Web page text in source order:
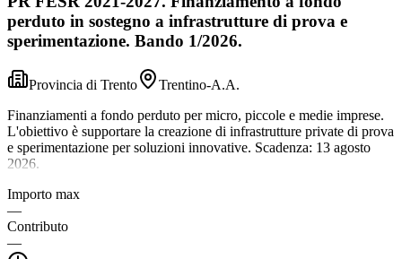
perduto in sostegno a infrastrutture di prova e
sperimentazione. Bando 1/2026.
Provincia di Trento
Trentino-A.A.
Finanziamenti a fondo perduto per micro, piccole e medie imprese.
L'obiettivo è supportare la creazione di infrastrutture private di prova
e sperimentazione per soluzioni innovative. Scadenza: 13 agosto
2026.
Importo max
—
Contributo
—